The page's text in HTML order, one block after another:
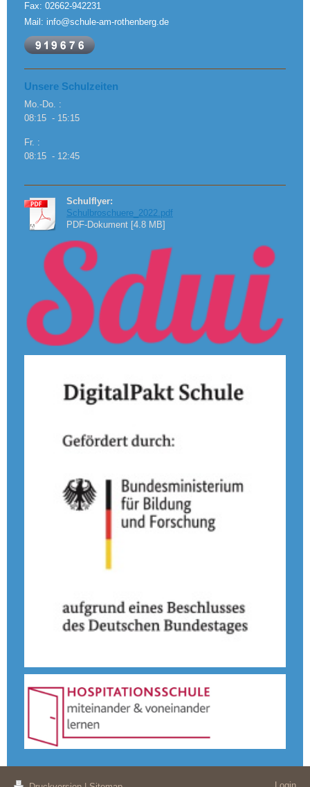
Fax: 02662-942231
Mail: info@schule-am-rothenberg.de
Unsere Schulzeiten
Mo.-Do. :
08:15 - 15:15
Fr. :
08:15 - 12:45
Schulflyer:
Schulbroschuere_2022.pdf
PDF-Dokument [4.8 MB]